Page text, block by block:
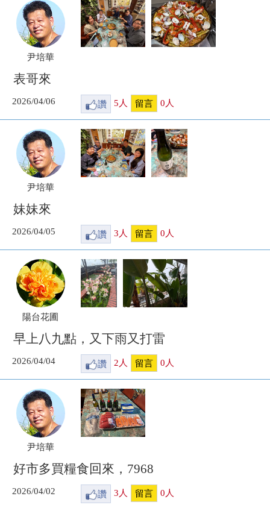
尹培華
表哥來
2026/04/06 讚 5 人 留言 0 人
尹培華
妹妹來
2026/04/05 讚 3 人 留言 0 人
陽台花圃
早上八九點，又下雨又打雷
2026/04/04 讚 2 人 留言 0 人
尹培華
好市多買糧食回來，7968
2026/04/02 讚 3 人 留言 0 人